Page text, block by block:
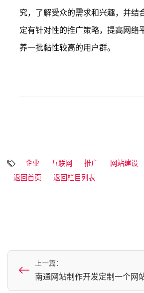
究，了解受众的需求和兴趣，并结
定有针对性的推广策略，提高网络
养一批黏性较高的用户群。
企业 互联网 推广 网站建设
返回首页
返回栏目列表
上一篇：
南通网站制作开发定制一个网